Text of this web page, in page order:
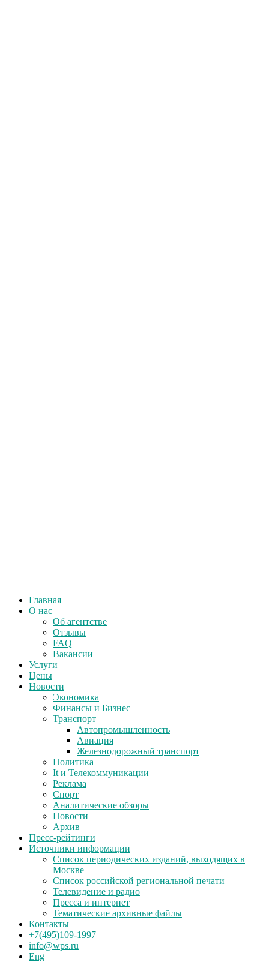
Главная
О нас
Об агентстве
Отзывы
FAQ
Вакансии
Услуги
Цены
Новости
Экономика
Финансы и Бизнес
Транспорт
Автопромышленность
Авиация
Железнодорожный транспорт
Политика
It и Телекоммуникации
Реклама
Спорт
Аналитические обзоры
Новости
Архив
Пресс-рейтинги
Источники информации
Список периодических изданий, выходящих в
Москве
Список российской региональной печати
Телевидение и радио
Пресса и интернет
Тематические архивные файлы
Контакты
+7(495)109-1997
info@wps.ru
Eng